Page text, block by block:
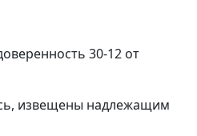
30-12 от
извещены надлежащим